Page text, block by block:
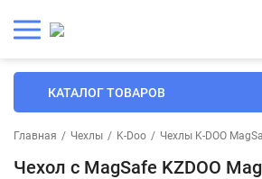
КАТАЛОГ ТОВАРОВ
Главная / Чехлы / K-Doo / Чехлы K-DOO
Чехол с MagSafe KZDOO